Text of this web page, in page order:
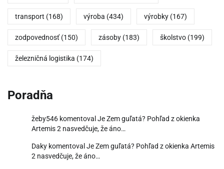
transport (168) výroba (434) výrobky (167)
zodpovednosť (150) zásoby (183) školstvo (199)
železničná logistika (174)
Poradňa
žeby546 komentoval Je Zem guľatá? Pohľad z okienka
Artemis 2 nasvedčuje, že áno…
Daky komentoval Je Zem guľatá? Pohľad z okienka Artemis
2 nasvedčuje, že áno…